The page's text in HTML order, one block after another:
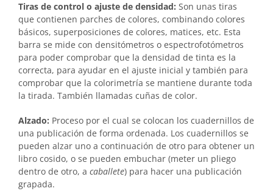
Tiras de control o ajuste de densidad: Son unas tiras
que contienen parches de colores, combinando colores
básicos, superposiciones de colores, matices, etc. Esta
barra se mide con densitómetros o espectrofotómetros
para poder comprobar que la densidad de tinta es la
correcta, para ayudar en el ajuste inicial y también para
comprobar que la colorimetría se mantiene durante toda
la tirada. También llamadas cuñas de color.
Alzado: Proceso por el cual se colocan los cuadernillos de
una publicación de forma ordenada. Los cuadernillos se
pueden alzar uno a continuación de otro para obtener un
libro cosido, o se pueden embuchar (meter un pliego
dentro de otro, a caballete) para hacer una publicación
grapada.